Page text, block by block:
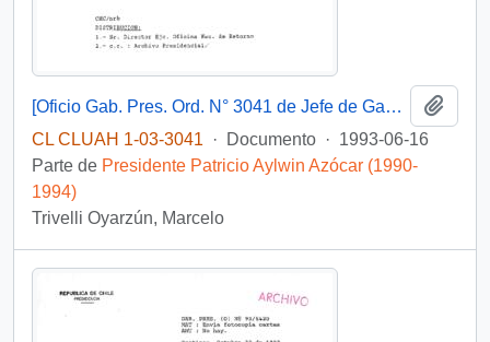
[Oficio Gab. Pres. Ord. N° 3041 de Jefe de Gabinete Presidencial, remite copia de carta que se indica]
CL CLUAH 1-03-3041
· Documento · 1993-06-16
Parte de Presidente Patricio Aylwin Azócar (1990-
1994)
Trivelli Oyarzún, Marcelo